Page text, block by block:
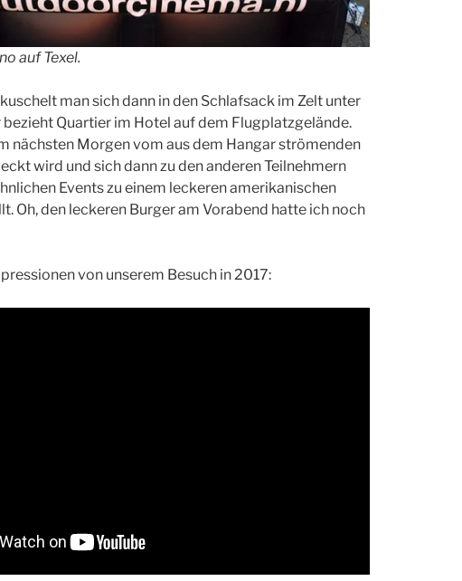
auf Texel.
man sich dann in den Schlafsack im Zelt unter
Quartier im Hotel auf dem Flugplatzgelände.
nächsten Morgen vom aus dem Hangar strömenden
wird und sich dann zu den anderen Teilnehmern
Events zu einem leckeren amerikanischen
Oh, den leckeren Burger am Vorabend hatte ich noch
von unserem Besuch in 2017: